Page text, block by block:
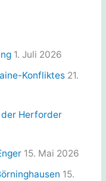
1. Juli 2026
Konfliktes 21.
der Herforder
15. Mai 2026
15.